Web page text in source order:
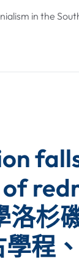
in the
杉
程